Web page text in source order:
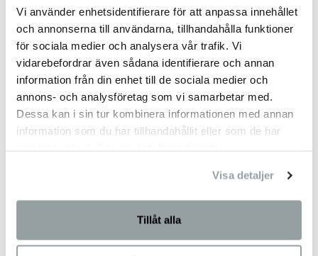
Vi använder enhetsidentifierare för att anpassa innehållet
och annonserna till användarna, tillhandahålla funktioner
för sociala medier och analysera vår trafik. Vi
vidarebefordrar även sådana identifierare och annan
information från din enhet till de sociala medier och
annons- och analysföretag som vi samarbetar med.
Dessa kan i sin tur kombinera informationen med annan
information som du har tillhandahållit eller som de har
Visa detaljer
Tillåt alla